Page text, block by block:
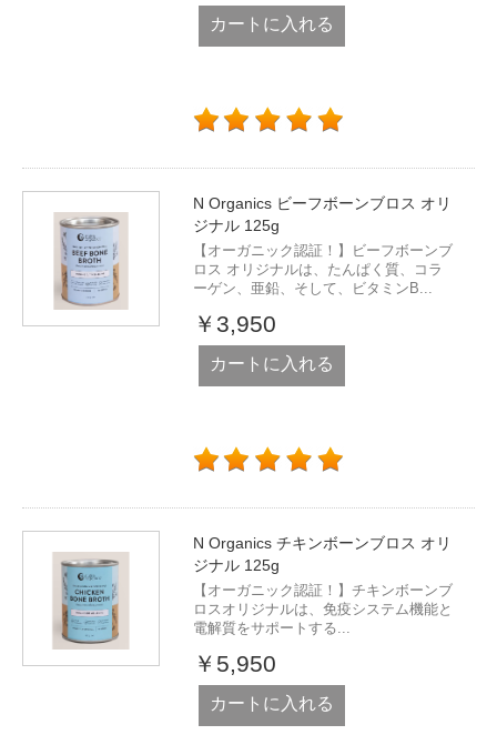
カートに入れる
N Organics ビーフボーンブロス オリ
ジナル 125g
【オーガニック認証！】ビーフボーンブ
ロス オリジナルは、たんぱく質、コラ
ーゲン、亜鉛、そして、ビタミンB...
￥3,950
カートに入れる
N Organics チキンボーンブロス オリ
ジナル 125g
【オーガニック認証！】チキンボーンブ
ロスオリジナルは、免疫システム機能と
電解質をサポートする...
￥5,950
カートに入れる